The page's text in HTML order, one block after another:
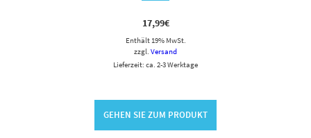
17,99€
Enthält 19% MwSt.
zzgl. Versand
Lieferzeit: ca. 2-3 Werktage
GEHEN SIE ZUM PRODUKT